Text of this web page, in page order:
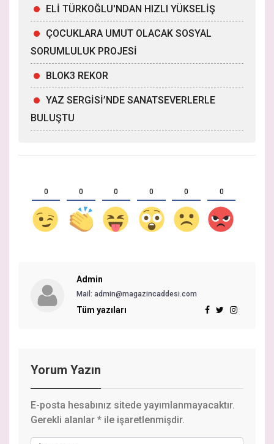
ELİ TÜRKOĞLU'NDAN HIZLI YÜKSELİŞ
ÇOCUKLARA UMUT OLACAK SOSYAL
SORUMLULUK PROJESİ
BLOK3 REKOR
YAZ SERGİSİ’NDE SANATSEVERLERLE
BULUŞTU
0 0 0 0 0 0
Admin
Mail: admin@magazincaddesi.com
Tüm yazıları
Yorum Yazın
E-posta hesabınız sitede yayımlanmayacaktır.
Gerekli alanlar * ile işaretlenmişdir.